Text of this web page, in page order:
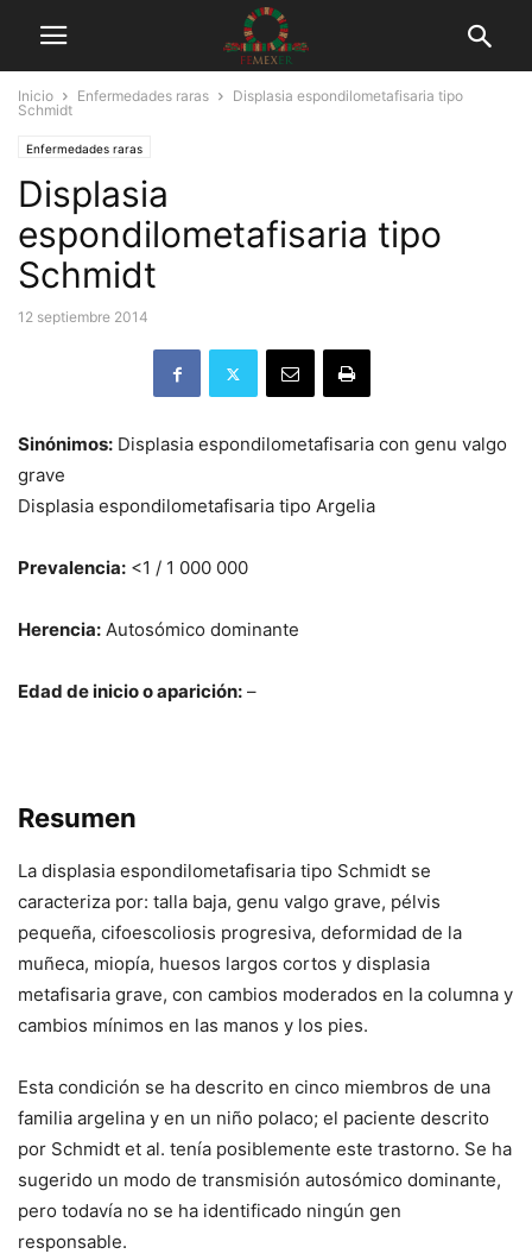
Inicio Enfermedades raras
Displasia espondilometafisaria tipo
Schmidt
Enfermedades raras
Displasia
espondilometafisaria tipo
Schmidt
12 septiembre 2014
Sinónimos: Displasia espondilometafisaria con genu valgo
grave
Displasia espondilometafisaria tipo Argelia
Prevalencia: <1 / 1 000 000
Herencia: Autosómico dominante
Edad de inicio o aparición: –
Resumen
La displasia espondilometafisaria tipo Schmidt se
caracteriza por: talla baja, genu valgo grave, pélvis
pequeña, cifoescoliosis progresiva, deformidad de la
muñeca, miopía, huesos largos cortos y displasia
metafisaria grave, con cambios moderados en la columna y
cambios mínimos en las manos y los pies.
Esta condición se ha descrito en cinco miembros de una
familia argelina y en un niño polaco; el paciente descrito
por Schmidt et al. tenía posiblemente este trastorno. Se ha
sugerido un modo de transmisión autosómico dominante,
pero todavía no se ha identificado ningún gen
responsable.